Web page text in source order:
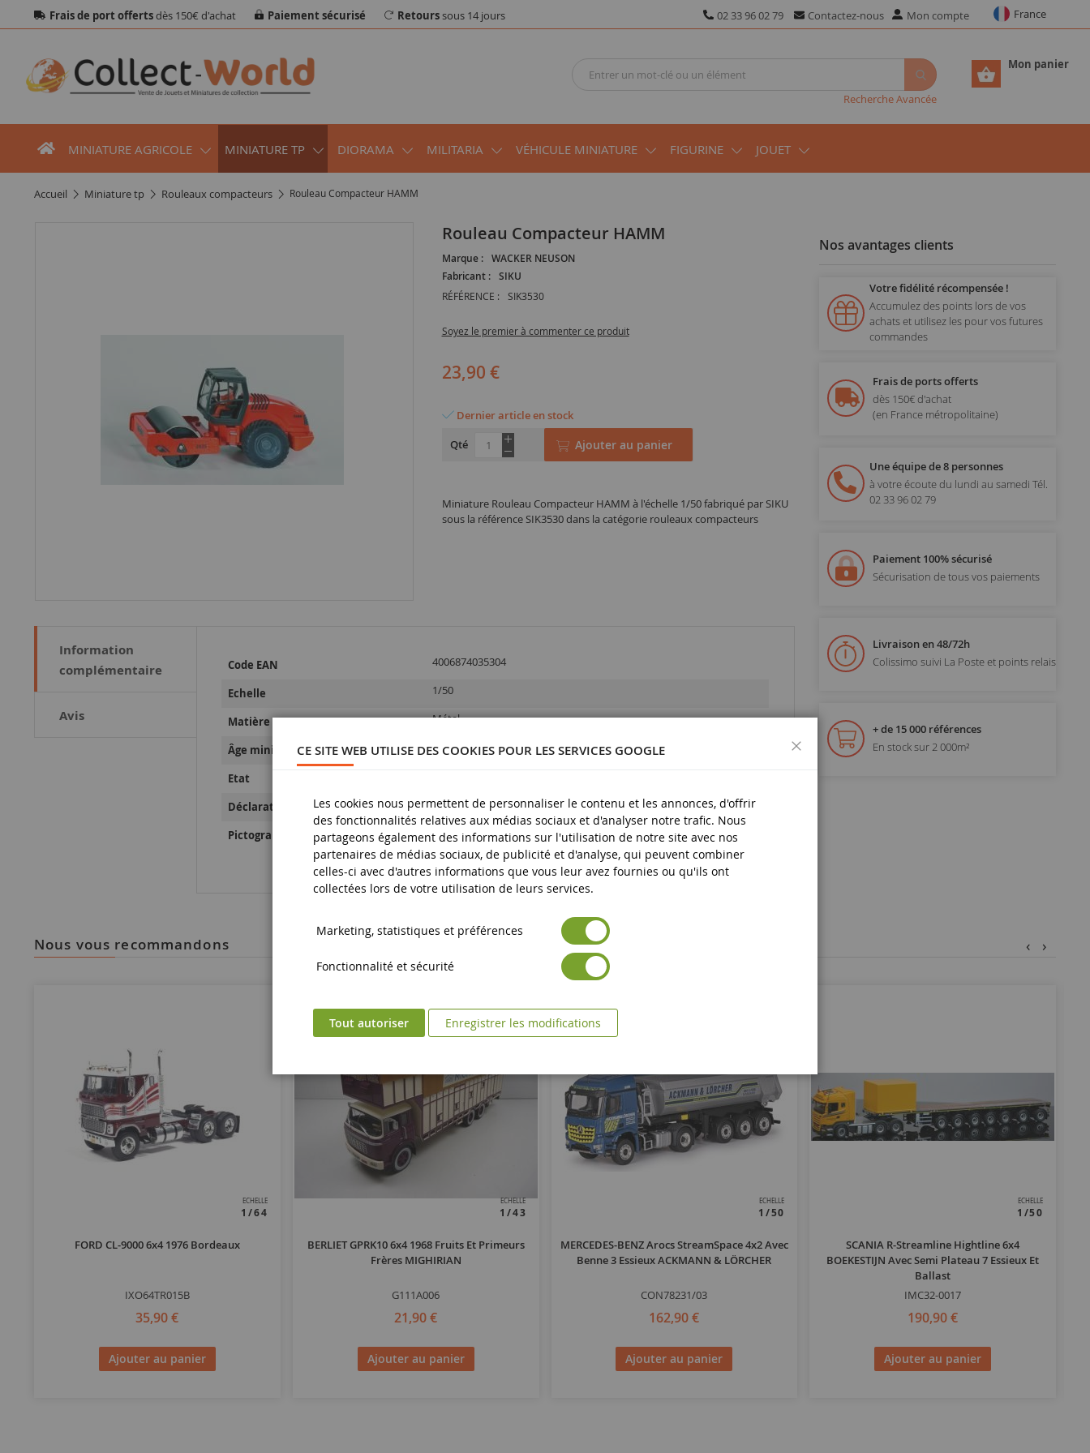
Frais de port offertsdès 150€ d'achat Paiement sécurisé Retourssous 14 jours 02 33 96 02 79 Contactez-nous Mon compte France
Mon panier
Recherche Avancée
MINIATURE AGRICOLE MINIATURE TP DIORAMA MILITARIA VÉHICULE MINIATURE FIGURINE JOUET
accueil miniature tp rouleaux compacteurs Rouleau Compacteur HAMM
Rouleau Compacteur HAMM
Marque :
WACKER NEUSON
Fabricant :
SIKU
RÉFÉRENCE : SIK3530
Soyez le premier à commenter ce produit
23,90 €
Dernier article en stock
Qté
Ajouter au panier
Miniature Rouleau Compacteur HAMM à l'échelle 1/50 fabriqué par SIKU
sous la référence SIK3530 dans la catégorie rouleaux compacteurs
Information
complémentaire
Avis
d’information
Code EAN 4006874035304
Echelle 1/50
Matière Métal
Âge minimum 3 ans et plus
Etat
Déclaration de Sécurité des produits Avertissement : ne convient pas aux enfants de moins de 3 ans.
Pictogramme de sécurité Marquage CE
Nos avantages clients
Votre fidélité récompensée !
Accumulez des points lors de vos
achats et utilisez les pour vos futures
commandes
Frais de ports offerts
dès 150€ d'achat
(en France métropolitaine)
Une équipe de 8 personnes
à votre écoute du lundi au samedi Tél.
02 33 96 02 79
Paiement 100% sécurisé
Sécurisation de tous vos paiements
Livraison en 48/72h
Colissimo suivi La Poste et points relais
+ de 15 000 références
En stock sur 2 000m²
nous vous recommandons
ECHELLE
1/64
FORD CL-9000 6x4 1976 Bordeaux
IXO64TR015B
35,90 €
Ajouter au panier
ECHELLE
1/43
BERLIET GPRK10 6x4 1968 Fruits Et Primeurs
Frères MIGHIRIAN
G111A006
21,90 €
Ajouter au panier
ECHELLE
1/50
MERCEDES-BENZ Arocs StreamSpace 4x2 Avec
Benne 3 Essieux ACKMANN & LÖRCHER
CON78231/03
162,90 €
Ajouter au panier
ECHELLE
1/50
SCANIA R-Streamline Hightline 6x4
BOEKESTIJN Avec Semi Plateau 7 Essieux Et
Ballast
IMC32-0017
190,90 €
Ajouter au panier
‹ ›
CE SITE WEB UTILISE DES COOKIES POUR LES SERVICES GOOGLE
Fermer
Les cookies nous permettent de personnaliser le contenu et les annonces, d'offrir
des fonctionnalités relatives aux médias sociaux et d'analyser notre trafic. Nous
partageons également des informations sur l'utilisation de notre site avec nos
partenaires de médias sociaux, de publicité et d'analyse, qui peuvent combiner
celles-ci avec d'autres informations que vous leur avez fournies ou qu'ils ont
collectées lors de votre utilisation de leurs services.
Marketing, statistiques et préférences
Fonctionnalité et sécurité
Tout autoriser Enregistrer les modifications